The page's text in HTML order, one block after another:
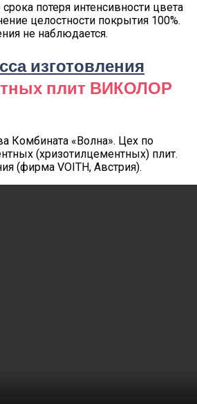
потеря интенсивности цвета
целостности покрытия 100%.
не наблюдается.
изготовления
плит ВИКОЛОР
Комбината «Волна». Цех по
(хризотилцементных) плит.
(фирма VOITH, Австрия).